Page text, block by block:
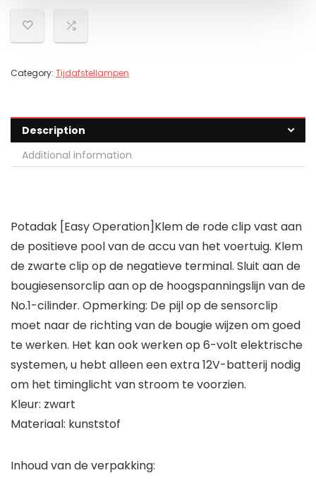
Category: Tijdafstellampen
Description
Additional information
Potadak [Easy Operation]Klem de rode clip vast aan
de positieve pool van de accu van het voertuig. Klem
de zwarte clip op de negatieve terminal. Sluit aan de
bougiesensorclip aan op de hoogspanningslijn van de
No.1-cilinder. Opmerking: De pijl op de sensorclip
moet naar de richting van de bougie wijzen om goed
te werken. Het kan ook werken op 6-volt elektrische
systemen, u hebt alleen een extra 12V-batterij nodig
om het timinglicht van stroom te voorzien.
Kleur: zwart
Materiaal: kunststof
Inhoud van de verpakking: